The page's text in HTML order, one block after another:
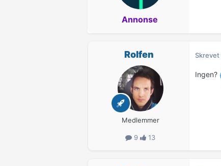
Annonse
Rolfen
Medlemmer
9 13
Skrevet
Ingen?